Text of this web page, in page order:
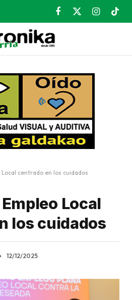
Facebook
X
Instagram
Local centrado en los cuidados
Local
los cuidados
12/12/2025